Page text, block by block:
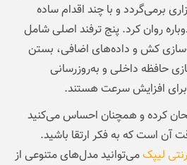
برمی‌گردد و با چند اقدام ساده
روان کرد. پنج ترفند اصلی شامل
کش و داده‌های اضافی، بستن
حافظه داخلی و به‌روزرسانی
برای افزایش سرعت هستند.
کرده و همچنان احساس می‌کنید
آن است که به فکر ارتقا باشید.
لیپکمی‌توانید مدل‌های متنوعی از